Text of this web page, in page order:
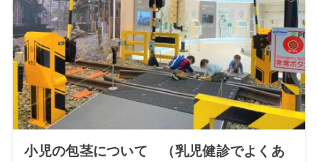
小児の包茎について （乳児健診でよくあ